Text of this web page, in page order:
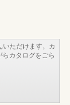
いただけます。カ
カタログをごら